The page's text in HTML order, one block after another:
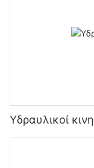
Υδραυλικοί